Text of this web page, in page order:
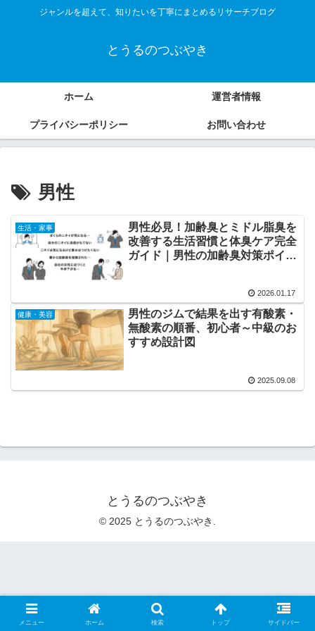
ジャンルを超えて、知りたいを丁寧にまとめるリサーチブログ
とうるのつぶやき
ホーム 運営者情報
プライバシーポリシー お問い合わせ
男性
生活・家事
男性必見！加齢臭とミドル脂臭を
改善する生活習慣と体臭ケア完全
ガイド｜男性の加齢臭対策ポイン
2026.01.17
健康・美容
男性のジムで結果を出す有酸素・
無酸素の順番、初心者～中級のお
すすめ設計図
2025.09.08
とうるのつぶやき
© 2025 とうるのつぶやき.
メニュー ホーム 検索 トップ サイドバー